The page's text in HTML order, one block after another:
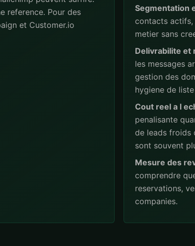
reference. Pour des
et Customer.io
Segmentation
contacts actifs,
metier sans
Delivrabilite et
les messages
gestion des
hygiene de
Cout reel a l
penalisante
de leads froids
sont souvent
Mesure des
comprendre
reservations,
companies.